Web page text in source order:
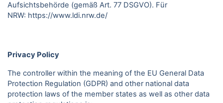
Aufsichtsbehörde (gemäß Art. 77 DSGVO). Für
NRW: https://www.ldi.nrw.de/
Privacy Policy
The controller within the meaning of the EU General Data
Protection Regulation (GDPR) and other national data
protection laws of the member states as well as other data